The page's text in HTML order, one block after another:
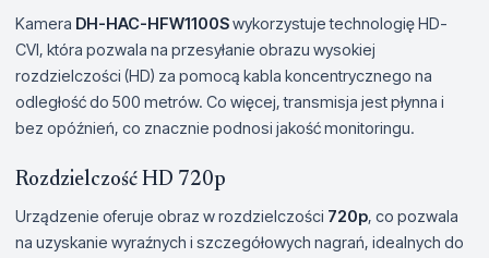
Kamera DH-HAC-HFW1100Swykorzystuje technologię HD-
CVI, która pozwala na przesyłanie obrazu wysokiej
rozdzielczości (HD) za pomocą kabla koncentrycznego na
odległość do 500 metrów. Co więcej, transmisja jest płynna i
bez opóźnień, co znacznie podnosi jakość monitoringu.
Rozdzielczość HD 720p
Urządzenie oferuje obraz w rozdzielczości 720p, co pozwala
na uzyskanie wyraźnych i szczegółowych nagrań, idealnych do